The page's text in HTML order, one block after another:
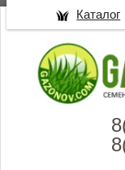
Каталог